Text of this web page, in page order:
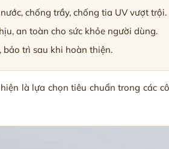
chống trầy, chống tia UV vượt trội.
an toàn cho sức khỏe người dùng.
bảo trì sau khi hoàn thiện.
là lựa chọn tiêu chuẩn trong các